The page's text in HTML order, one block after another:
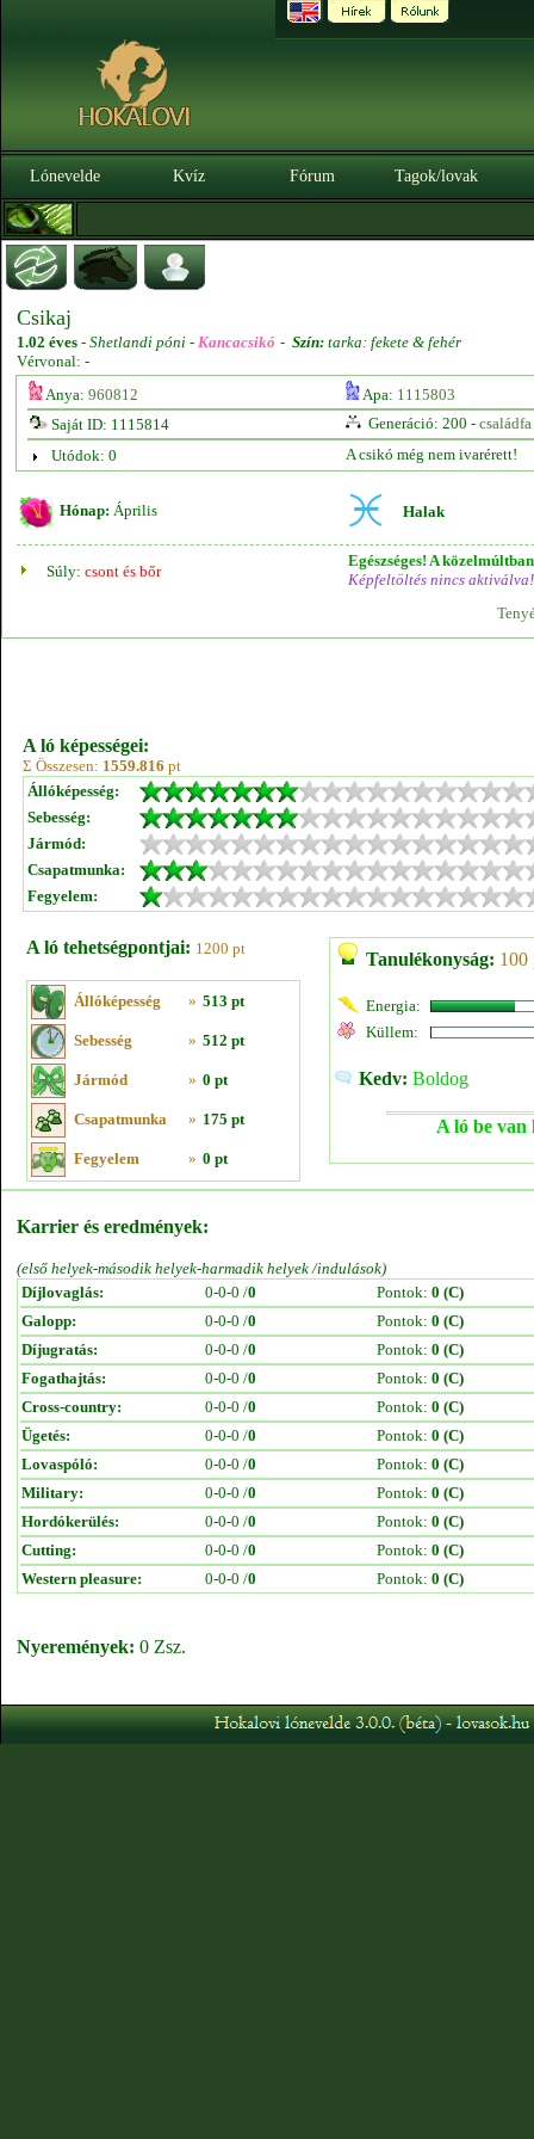
Lónevelde Kvíz Fórum Tagok/lovak
Csikaj
1.02 éves - Shetlandi póni - Kancacsikó - Szín: tarka: fekete & fehér
Vérvonal: -
Anya: 960812 Apa: 1115803
Saját ID: 1115814
Generáció: 200 - családfa
Utódok: 0
A csikó még nem ivarérett!
Hónap: Április Halak
Súly: csont és bőr
Egészséges! A
Képfeltöltés nincs aktiválva!
A ló képességei:
Σ Összesen: 1559.816 pt
Állóképesség:
Sebesség:
Jármód:
Csapatmunka:
Fegyelem:
A ló tehetségpontjai: 1200 pt
Állóképesség » 513 pt
Sebesség » 512 pt
Jármód » 0 pt
Csapatmunka » 175 pt
Fegyelem » 0 pt
Tanulékonyság: 100
Energia:
Küllem:
Kedv: Boldog
A ló be van
Karrier és eredmények:
(első helyek-második helyek-harmadik helyek /indulások)
Díjlovaglás:
0-0-0 /0 Pontok: 0 (C)
Galopp:
0-0-0 /0 Pontok: 0 (C)
Díjugratás:
0-0-0 /0 Pontok: 0 (C)
Fogathajtás:
0-0-0 /0 Pontok: 0 (C)
Cross-country:
0-0-0 /0 Pontok: 0 (C)
Ügetés:
0-0-0 /0 Pontok: 0 (C)
Lovaspóló:
0-0-0 /0 Pontok: 0 (C)
Military:
0-0-0 /0 Pontok: 0 (C)
Hordókerülés:
0-0-0 /0 Pontok: 0 (C)
Cutting:
0-0-0 /0 Pontok: 0 (C)
Western pleasure:
0-0-0 /0 Pontok: 0 (C)
Nyeremények: 0 Zsz.